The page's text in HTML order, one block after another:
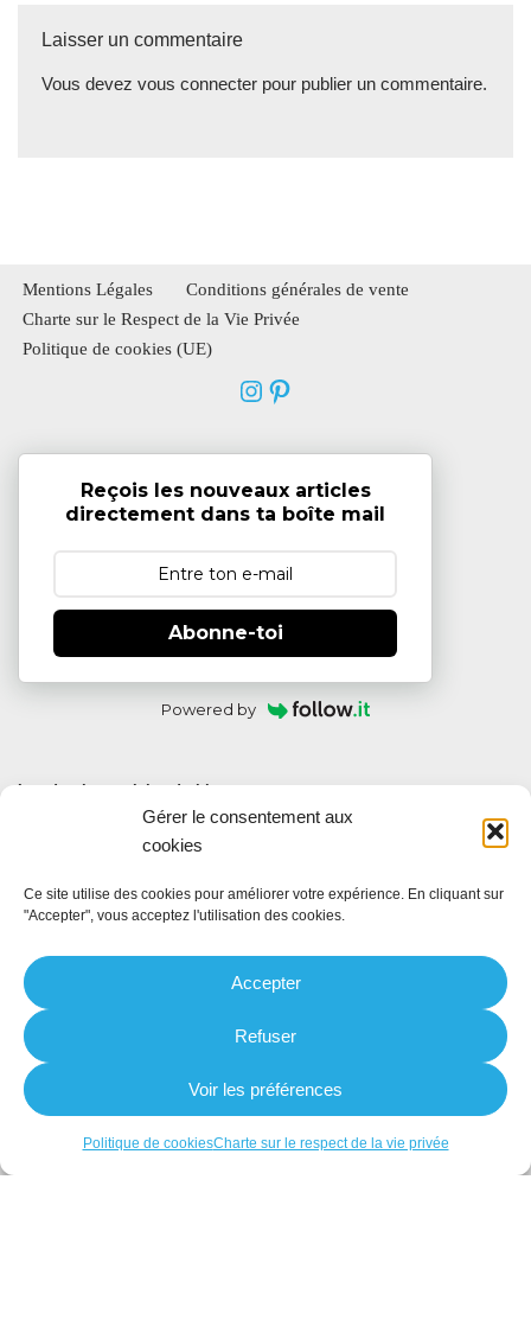
Gérer le consentement aux
cookies
Ce site utilise des cookies pour améliorer votre expérience. En cliquant sur
"Accepter", vous acceptez l'utilisation des cookies.
Accepter
Refuser
Voir les préférences
Politique de cookiesCharte sur le respect de la vie privée
Laisser un commentaire
Vous devez vous connecter pour publier un commentaire.
Mentions Légales
Conditions générales de vente
Charte sur le Respect de la Vie Privée
Politique de cookies (UE)
Reçois les nouveaux articles
directement dans ta boîte mail
Abonne-toi
Powered by
Les derniers articles du blog :
8 façons originales de partager ta généalogie